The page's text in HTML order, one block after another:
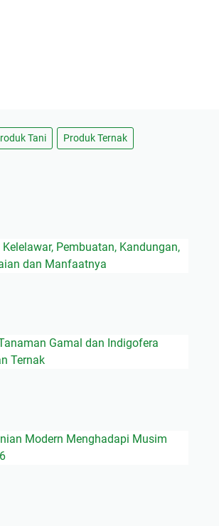
Tani Produk Ternak
Pembuatan, Kandungan,
dan Manfaatnya
Gamal dan Indigofera
Ternak
Modern Menghadapi Musim